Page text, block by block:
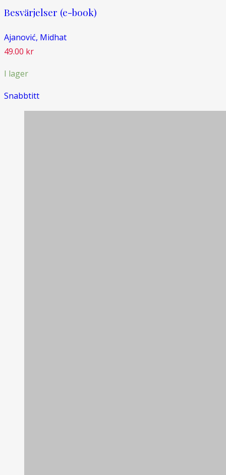
Besvärjelser (e-book)
Ajanović, Midhat
49.00 kr
I lager
Snabbtitt